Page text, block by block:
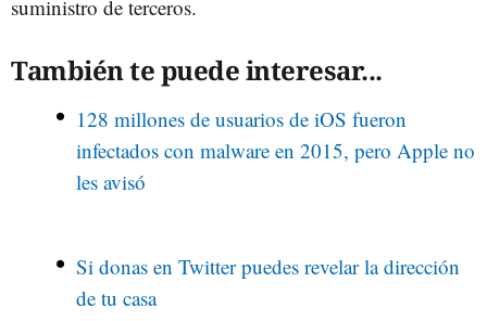
suministro de terceros.
También te puede interesar...
128 millones de usuarios de iOS fueron
infectados con malware en 2015, pero Apple no
les avisó
Si donas en Twitter puedes revelar la dirección
de tu casa